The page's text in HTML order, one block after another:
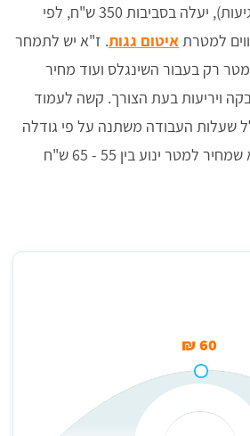
שינגלס (כך החבילות מגיעות), יעלה בסביבות 350 ש"ח, לפי
למטרתאיטום גגות. ז"א יש לתמחר
ב-35 ש"ח למטר רק בעבור השינגלס ועוד מחיר
ויריעות בעת הצורך. קשה לעמוד
שעלות העבודה משתנה על פי גודלה
והקושי. הערכה גסה היא שמחיר למטר ינוע בין 55 - 65 ש"ח
60 ₪